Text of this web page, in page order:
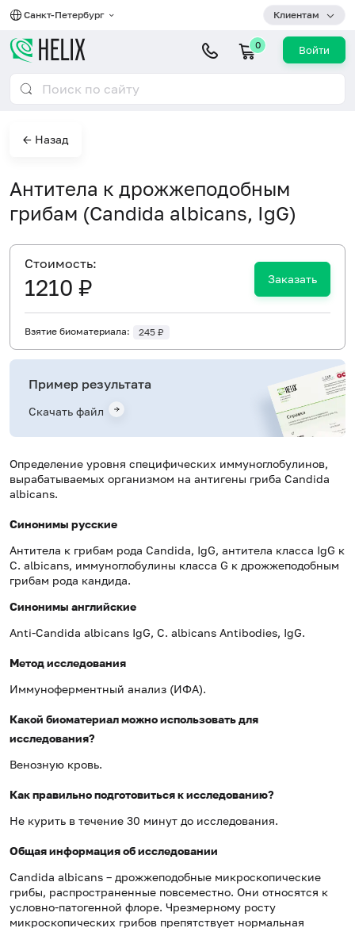
Санкт-Петербург Клиентам
0 Войти
← Назад
Антитела к дрожжеподобным
грибам (Candida albicans, IgG)
Определение уровня специфических иммуноглобулинов,
вырабатываемых организмом на антигены гриба Candida
albicans.
Синонимы русские
Антитела к грибам рода Candida, IgG, антитела класса IgG к
C. аlbicans, иммуноглобулины класса G к дрожжеподобным
грибам рода кандида.
Синонимы английские
Anti-Candida albicans IgG, C. albicans Antibodies, IgG.
Метод исследования
Иммуноферментный анализ (ИФА).
Какой биоматериал можно использовать для
исследования?
Венозную кровь.
Как правильно подготовиться к исследованию?
Не курить в течение 30 минут до исследования.
Общая информация об исследовании
Candida albicans – дрожжеподобные микроскопические
грибы, распространенные повсеместно. Они относятся к
условно-патогенной флоре. Чрезмерному росту
микроскопических грибов препятствует нормальная
Cтоимость:
1210 ₽ Заказать
Взятие биоматериала: 245 ₽
Пример результата
Скачать файл